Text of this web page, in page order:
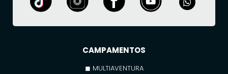
CAMPAMENTOS
◼ MULTIAVENTURA